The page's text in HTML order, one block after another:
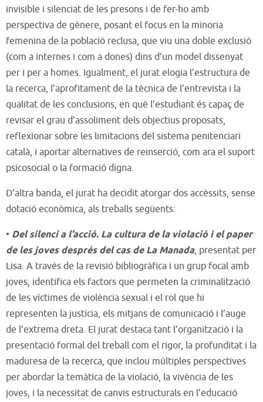
invisible i silenciat de les presons i de fer-ho amb
perspectiva de gènere, posant el focus en la minoria
femenina de la població reclusa, que viu una doble exclusió
(com a internes i com a dones) dins d’un model dissenyat
per i per a homes. Igualment, el jurat elogia l’estructura de
la recerca, l’aprofitament de la tècnica de l’entrevista i la
qualitat de les conclusions, en què l’estudiant és capaç de
revisar el grau d’assoliment dels objectius proposats,
reflexionar sobre les limitacions del sistema penitenciari
català, i aportar alternatives de reinserció, com ara el suport
psicosocial o la formació digna.
D’altra banda, el jurat ha decidit atorgar dos accèssits, sense
dotació econòmica, als treballs següents:
• Del silenci a l’acció. La cultura de la violació i el paper
de les joves després del cas de La Manada, presentat per
Lisa. A través de la revisió bibliogràfica i un grup focal amb
joves, identifica els factors que permeten la criminalització
de les víctimes de violència sexual i el rol que hi
representen la justícia, els mitjans de comunicació i l’auge
de l’extrema dreta. El jurat destaca tant l’organització i la
presentació formal del treball com el rigor, la profunditat i la
maduresa de la recerca, que inclou múltiples perspectives
per abordar la temàtica de la violació, la vivència de les
joves, i la necessitat de canvis estructurals en l’educació